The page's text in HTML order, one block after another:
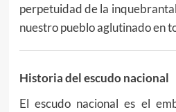
perpetuidad de la
nuestro pueblo aglutinado en
Historia del escudo nacional
El escudo nacional es el